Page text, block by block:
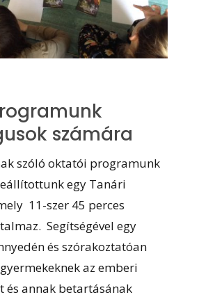
számára
szóló oktatói programunk
egy Tanári
11-szer 45 perces
Segítségével egy
és szórakoztatóan
az emberi
és annak betartásának